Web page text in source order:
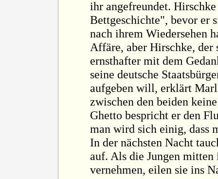
ihr angefreundet.
Bettgeschichte", bevor er
nach ihrem Wiedersehen
Affäre, aber Hirschke,
ernsthafter mit dem
seine deutsche
aufgeben will, erklärt
zwischen den beiden
Ghetto bespricht er den
man wird sich einig, dass
In der nächsten Nacht
auf. Als die Jungen
vernehmen, eilen sie ins